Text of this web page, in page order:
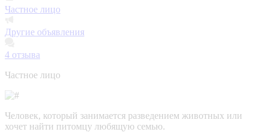
Частное лицо
Другие объявления
4 отзыва
Частное лицо
Человек, который занимается разведением животных или
хочет найти питомцу любящую семью.